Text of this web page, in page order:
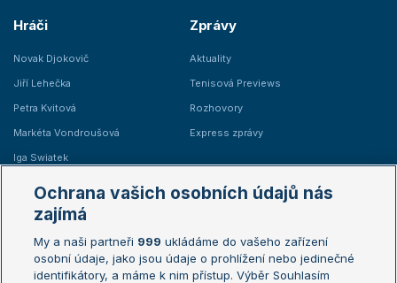
Hráči
Novak Djokovič
Jiří Lehečka
Petra Kvitová
Markéta Vondroušová
Iga Swiatek
Zprávy
Aktuality
Tenisová Previews
Rozhovory
Express zprávy
Žebříčky
Žebříček ATP (muži)
Žebříček WTA (ženy)
Australian Open
French Open
Ochrana vašich osobních údajů nás
zajímá
My a naši partneři 999 ukládáme do vašeho zařízení
osobní údaje, jako jsou údaje o prohlížení nebo jedinečné
identifikátory, a máme k nim přístup. Výběr Souhlasím